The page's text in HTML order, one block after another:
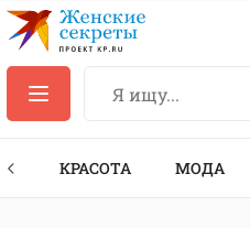
КРАСОТА МОДА